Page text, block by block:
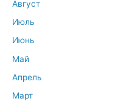
Август
Июль
Июнь
Май
Апрель
Март